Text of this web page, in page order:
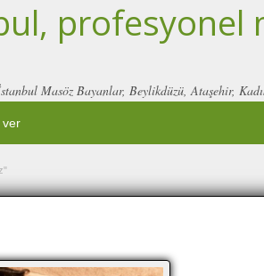
profesyonel
Masöz Bayanlar, Beylikdüzü, Ataşehir,
ver